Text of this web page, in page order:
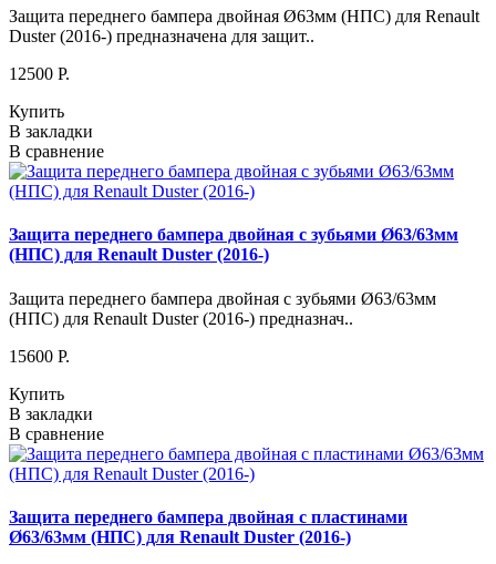
Защита переднего бампера двойная Ø63мм (НПС) для Renault
Duster (2016-) предназначена для защит..
12500 P.
Купить
В закладки
В сравнение
Защита переднего бампера двойная с зубьями Ø63/63мм
(НПС) для Renault Duster (2016-)
Защита переднего бампера двойная с зубьями Ø63/63мм
(НПС) для Renault Duster (2016-) предназнач..
15600 P.
Купить
В закладки
В сравнение
Защита переднего бампера двойная с пластинами
Ø63/63мм (НПС) для Renault Duster (2016-)